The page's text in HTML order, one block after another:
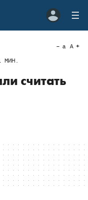
МИН.
a A
считать